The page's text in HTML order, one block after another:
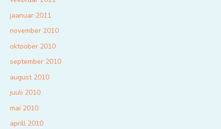
jaanuar 2011
november 2010
oktoober 2010
september 2010
august 2010
juuli 2010
mai 2010
aprill 2010